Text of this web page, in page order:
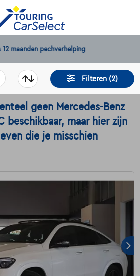
12 maanden pechverhelping
Filteren (2)
geen Mercedes-Benz
beschikbaar, maar hier zijn
die je misschien